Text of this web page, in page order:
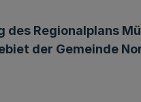
des Regionalplans
der Gemeinde